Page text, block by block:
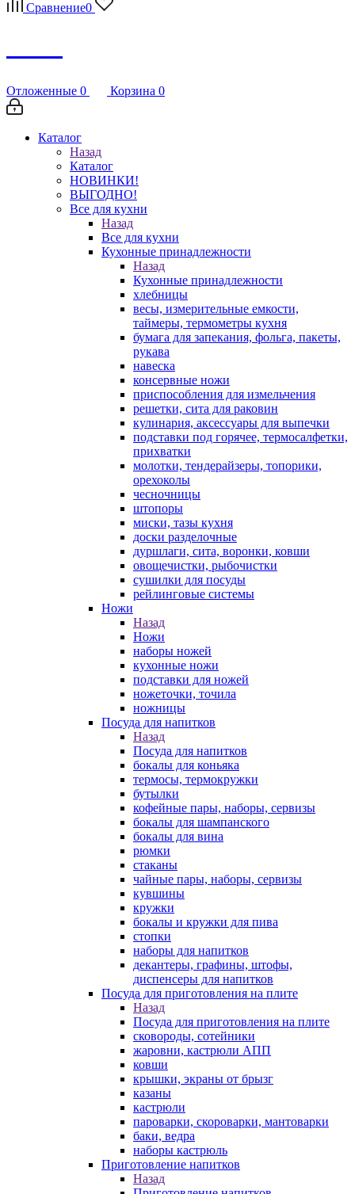
Сравнение0
Отложенные 0 Корзина 0
Каталог
Назад
Каталог
НОВИНКИ!
ВЫГОДНО!
Все для кухни
Назад
Все для кухни
Кухонные принадлежности
Назад
Кухонные принадлежности
хлебницы
весы, измерительные емкости,
таймеры, термометры кухня
бумага для запекания, фольга, пакеты,
рукава
навеска
консервные ножи
приспособления для измельчения
решетки, сита для раковин
кулинария, аксессуары для выпечки
подставки под горячее, термосалфетки,
прихватки
молотки, тендерайзеры, топорики,
орехоколы
чесночницы
штопоры
миски, тазы кухня
доски разделочные
дуршлаги, сита, воронки, ковши
овощечистки, рыбочистки
сушилки для посуды
рейлинговые системы
Ножи
Назад
Ножи
наборы ножей
кухонные ножи
подставки для ножей
ножеточки, точила
ножницы
Посуда для напитков
Назад
Посуда для напитков
бокалы для коньяка
термосы, термокружки
бутылки
кофейные пары, наборы, сервизы
бокалы для шампанского
бокалы для вина
рюмки
стаканы
чайные пары, наборы, сервизы
кувшины
кружки
бокалы и кружки для пива
стопки
наборы для напитков
декантеры, графины, штофы,
диспенсеры для напитков
Посуда для приготовления на плите
Назад
Посуда для приготовления на плите
сковороды, сотейники
жаровни, кастрюли АПП
ковши
крышки, экраны от брызг
казаны
кастрюли
пароварки, скороварки, мантоварки
баки, ведра
наборы кастрюль
Приготовление напитков
Назад